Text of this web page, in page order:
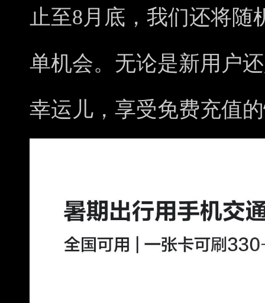
止至8月底，我们还将随
单机会。无论是新用户
幸运儿，享受免费充值